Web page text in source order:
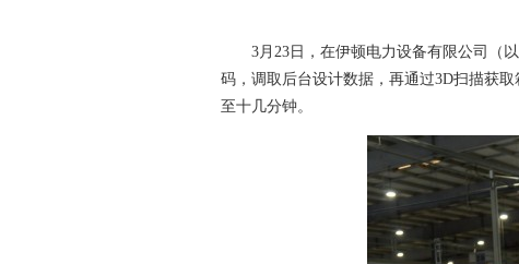
3月23日，在伊顿电力设备有限公司（
码，调取后台设计数据，再通过3D扫描获
至十几分钟。